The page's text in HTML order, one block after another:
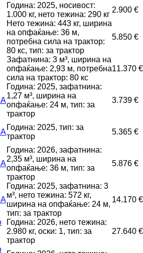
Година: 2025, носивост:
1.000 кг, нето тежина: 290 кг
2.900 €
Нето тежина: 443 кг, ширина
на опфаќање: 36 м,
потребна сила на трактор:
80 кс, тип: за трактор
5.850 €
Зафатнина: 3 м³, ширина на
опфаќање: 2,93 м, потребна
сила на трактор: 80 кс
11.370 €
Година: 2025, зафатнина:
1,27 м³, ширина на
опфаќање: 24 м, тип: за
трактор
3.739 €
Година: 2025, тип: за
трактор
5.365 €
Година: 2026, зафатнина:
2,35 м³, ширина на
опфаќање: 36 м, тип: за
трактор
5.876 €
Година: 2025, зафатнина: 3
м³, нето тежина: 572 кг,
ширина на опфаќање: 24 м,
тип: за трактор
14.170 €
Година: 2026, нето тежина:
2.980 кг, оски: 1, тип: за
трактор
27.640 €